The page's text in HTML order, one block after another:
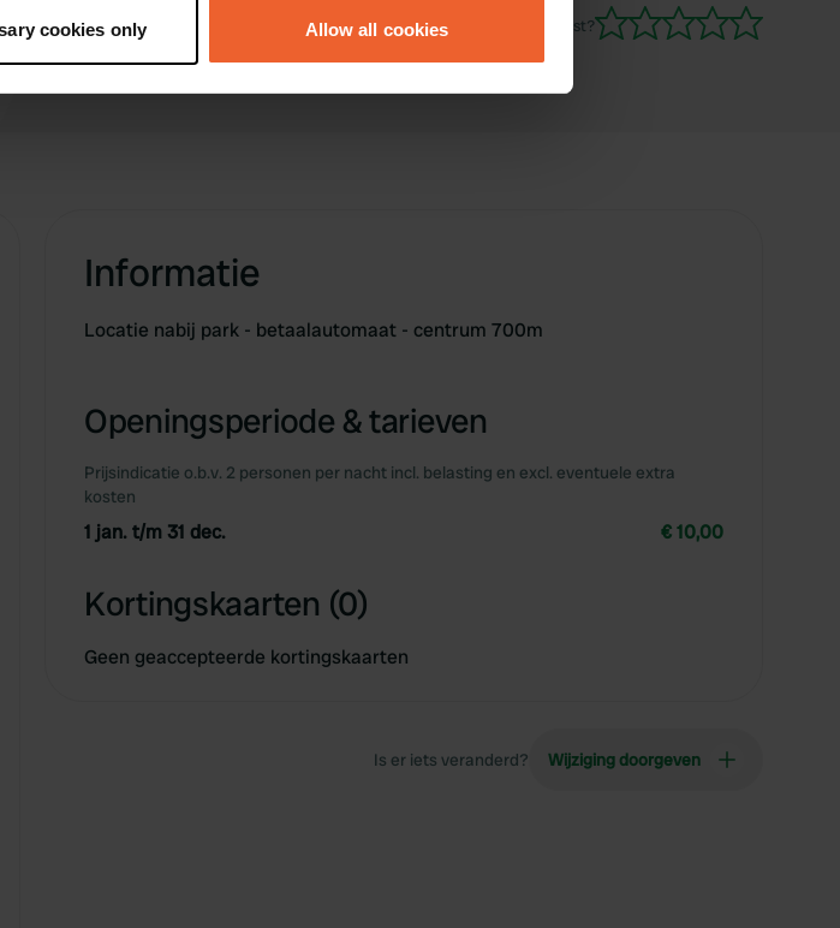
set your preferences in the
cookies only Allow all cookies Ben jij hier geweest?
Informatie
Locatie nabij park - betaalautomaat - centrum 700m
Openingsperiode & tarieven
Prijsindicatie o.b.v. 2 personen per nacht incl. belasting en excl. eventuele extra
kosten
1 jan. t/m 31 dec. € 10,00
Kortingskaarten (0)
Geen geaccepteerde kortingskaarten
Is er iets veranderd? Wijziging doorgeven